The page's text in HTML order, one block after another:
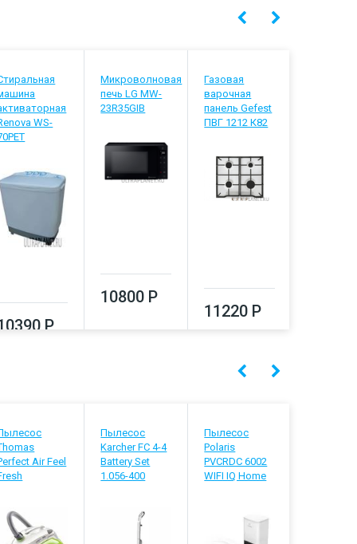
WS-
Р
Микроволновая
печь LG MW-
23R35GIB
10800 Р
Газовая
варочная
панель Gefest
ПВГ 1212 К82
11220 Р
Air Feel
Пылесос
Karcher FC 4-4
Battery Set
1.056-400
Пылесос
Polaris
PVCRDC 6002
WIFI IQ Home